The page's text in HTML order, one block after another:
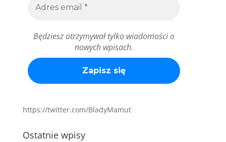
Będziesz otrzymywał tylko wiadomości o
nowych wpisach.
https://twitter.com/BladyMamut
Ostatnie wpisy